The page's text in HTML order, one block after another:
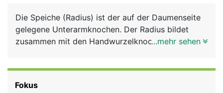
News
Rubriken
Die Speiche (Radius) ist der auf der Daumenseite
gelegene Unterarmknochen. Der Radius bildet
zusammen mit den Handwurzelknochen den
...mehr sehen
Fokus